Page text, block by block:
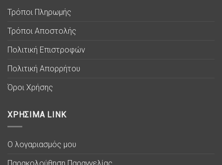
Τρόποι Πληρωμής
Τρόποι Αποστολής
Πολιτική Επιστροφών
Πολιτική Απορρήτου
Όροι Χρήσης
ΧΡΗΣΙΜΑ LINK
Ο λογαριασμός μου